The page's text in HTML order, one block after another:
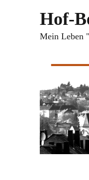
Hof-
Mein Leben